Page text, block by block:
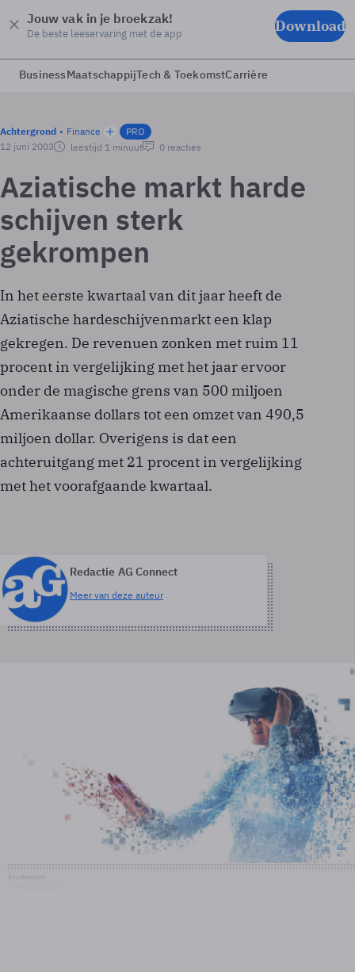
Jouw vak in je broekzak!
De beste leeservaring met de app Download
BusinessMaatschappijTech & ToekomstCarrière
Achtergrond Finance
PRO
12 juni 2003
leestijd 1 minuut 0 reacties
Aziatische markt harde
schijven sterk
gekrompen
In het eerste kwartaal van dit jaar heeft de
Aziatische hardeschijvenmarkt een klap
gekregen. De revenuen zonken met ruim 11
procent in vergelijking met het jaar ervoor
onder de magische grens van 500 miljoen
Amerikaanse dollars tot een omzet van 490,5
miljoen dollar. Overigens is dat een
achteruitgang met 21 procent in vergelijking
met het voorafgaande kwartaal.
Redactie AG Connect
Meer van deze auteur